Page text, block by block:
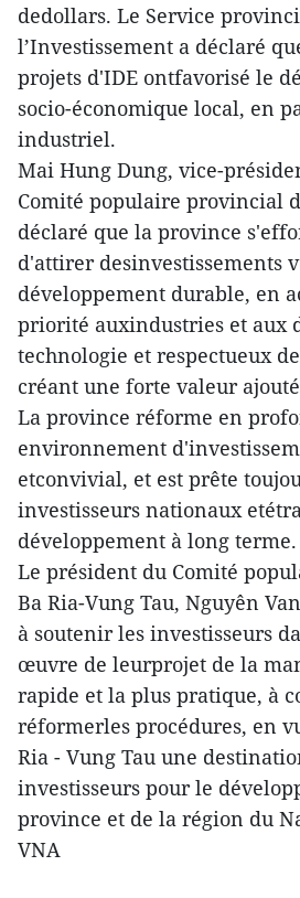
dedollars. Le Service
l’Investissement a déclaré
projets d'IDE ontfavorisé le
socio-économique local, en
industriel.
Mai Hung Dung, vice-
Comité populaire provincial
déclaré que la province
d'attirer desinvestissements
développement durable, en
priorité auxindustries et aux
technologie et respectueux
créant une forte valeur
La province réforme en
environnement
etconvivial, et est prête
investisseurs nationaux
développement à long terme.
Le président du Comité
Ba Ria-Vung Tau, Nguyên
à soutenir les investisseurs
œuvre de leurprojet de la
rapide et la plus pratique, à
réformerles procédures, en
Ria - Vung Tau une
investisseurs pour le
province et de la région du
VNA